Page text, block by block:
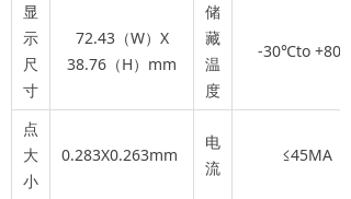
显
示
尺
寸
72.43（W）X
38.76（H）mm
储
藏
温
度
-30℃to +80℃
点
大
小
0.283X0.263mm
电
流
≤45MA